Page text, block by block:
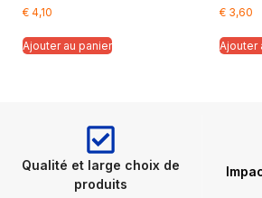
€ 4,10
Ajouter au panier
€3,60
Ajouter
Qualité et large choix de
produits